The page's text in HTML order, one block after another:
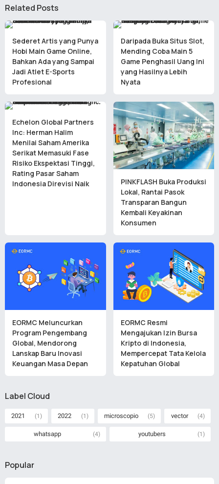
Related Posts
Sederet Artis yang Punya
Hobi Main Game Online,
Bahkan Ada yang Sampai
Jadi Atlet E-Sports
Profesional
Daripada Buka Situs Slot,
Mending Coba Main 5
Game Penghasil Uang Ini
yang Hasilnya Lebih
Nyata
Echelon Global Partners
Inc: Herman Halim
Menilai Saham Amerika
Serikat Memasuki Fase
Risiko Ekspektasi Tinggi,
Rating Pasar Saham
Indonesia Direvisi Naik
PINKFLASH Buka Produksi
Lokal, Rantai Pasok
Transparan Bangun
Kembali Keyakinan
Konsumen
EORMC Meluncurkan
Program Pengembang
Global, Mendorong
Lanskap Baru Inovasi
Keuangan Masa Depan
EORMC Resmi
Mengajukan Izin Bursa
Kripto di Indonesia,
Mempercepat Tata Kelola
Kepatuhan Global
Label Cloud
2021 (1) 2022 (1) microscopio (5) vector (4)
whatsapp (4) youtubers (1)
Popular